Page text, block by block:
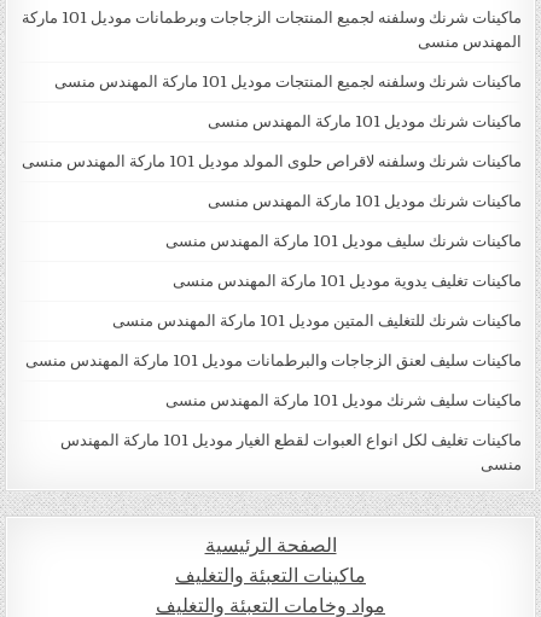
ماكينات شرنك وسلفنه لجميع المنتجات الزجاجات وبرطمانات موديل 101 ماركة
المهندس منسى
ماكينات شرنك وسلفنه لجميع المنتجات موديل 101 ماركة المهندس منسى
ماكينات شرنك موديل 101 ماركة المهندس منسى
ماكينات شرنك وسلفنه لاقراص حلوى المولد موديل 101 ماركة المهندس منسى
ماكينات شرنك موديل 101 ماركة المهندس منسى
ماكينات شرنك سليف موديل 101 ماركة المهندس منسى
ماكينات تغليف يدوية موديل 101 ماركة المهندس منسى
ماكينات شرنك للتغليف المتين موديل 101 ماركة المهندس منسى
ماكينات سليف لعنق الزجاجات والبرطمانات موديل 101 ماركة المهندس منسى
ماكينات سليف شرنك موديل 101 ماركة المهندس منسى
ماكينات تغليف لكل انواع العبوات لقطع الغيار موديل 101 ماركة المهندس
منسى
الصفحة الرئيسية
ماكينات التعبئة والتغليف
مواد وخامات التعبئة والتغليف